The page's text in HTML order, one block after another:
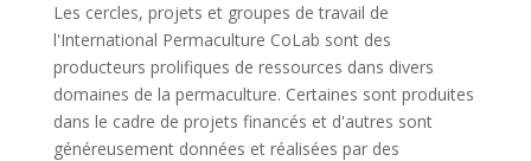
Les cercles, projets et groupes de travail de
l'International Permaculture CoLab sont des
producteurs prolifiques de ressources dans divers
domaines de la permaculture. Certaines sont produites
dans le cadre de projets financés et d'autres sont
généreusement données et réalisées par des